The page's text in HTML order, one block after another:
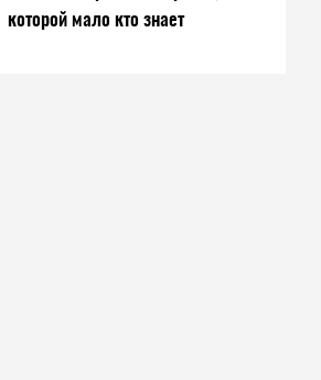
которой мало кто знает